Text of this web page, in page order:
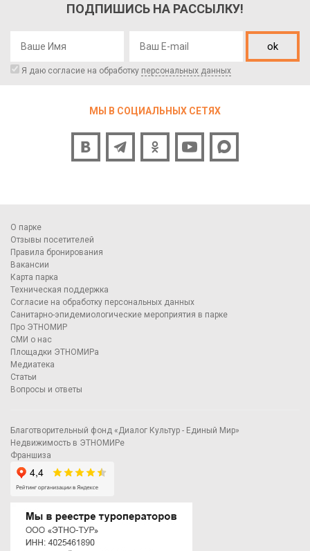
ПОДПИШИСЬ НА РАССЫЛКУ!
ok
Я даю согласие на обработку персональных данных
МЫ В СОЦИАЛЬНЫХ СЕТЯХ
О парке
Отзывы посетителей
Правила бронирования
Вакансии
Карта парка
Техническая поддержка
Согласие на обработку персональных данных
Санитарно-эпидемиологические мероприятия в парке
Про ЭТНОМИР
СМИ о нас
Площадки ЭТНОМИРа
Медиатека
Статьи
Вопросы и ответы
Благотворительный фонд «Диалог Культур - Единый Мир»
Недвижимость в ЭТНОМИРе
Франшиза